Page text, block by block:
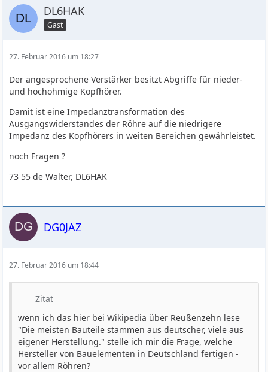
DL6HAK
Gast
27. Februar 2016 um 18:27
Der angesprochene Verstärker besitzt Abgriffe für nieder-
und hochohmige Kopfhörer.
Damit ist eine Impedanztransformation des
Ausgangswiderstandes der Röhre auf die niedrigere
Impedanz des Kopfhörers in weiten Bereichen gewährleistet.
noch Fragen ?
73 55 de Walter, DL6HAK
DG0JAZ
27. Februar 2016 um 18:44
Zitat
wenn ich das hier bei Wikipedia über Reußenzehn lese
"Die meisten Bauteile stammen aus deutscher, viele aus
eigener Herstellung." stelle ich mir die Frage, welche
Hersteller von Bauelementen in Deutschland fertigen -
vor allem Röhren?